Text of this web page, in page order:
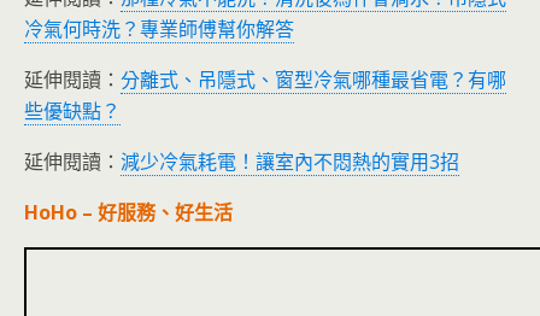
冷氣何時洗？專業師傅幫你解答
延伸閱讀： 分離式、吊隱式、窗型冷氣哪種最省電？有哪
些優缺點？
延伸閱讀： 減少冷氣耗電！讓室內不悶熱的實用3招
HoHo – 好服務、好生活